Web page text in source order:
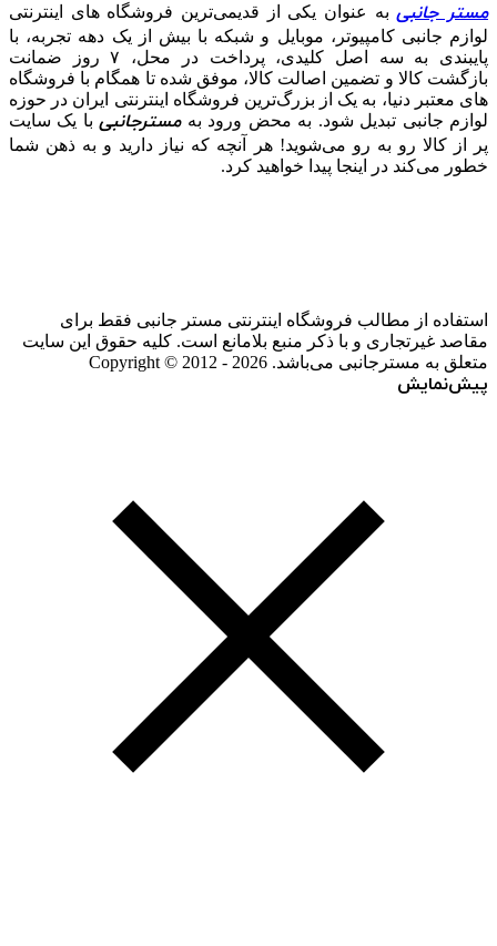
مستر جانبی به عنوان یکی از قدیمی‌ترین فروشگاه های اینترنتی
لوازم جانبی کامپیوتر، موبایل و شبکه با بیش از یک دهه تجربه، با
پایبندی به سه اصل کلیدی، پرداخت در محل، ۷ روز ضمانت
بازگشت کالا و تضمین اصالت کالا، موفق شده تا همگام با فروشگاه‌
های معتبر دنیا، به یک از بزرگ‌ترین فروشگاه اینترنتی ایران در حوزه
لوازم جانبی تبدیل شود. به محض ورود بهمسترجانبی با یک سایت
پر از کالا رو به رو می‌شوید! هر آنچه که نیاز دارید و به ذهن شما
خطور می‌کند در اینجا پیدا خواهید کرد.
استفاده از مطالب فروشگاه اینترنتی مستر جانبی فقط برای
مقاصد غیرتجاری و با ذکر منبع بلامانع است. کلیه حقوق این سایت
متعلق به مسترجانبی می‌باشد. Copyright © 2012 - 2026
پیش‌نمایش